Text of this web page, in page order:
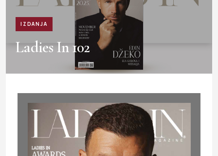
IZDANJA
Ladies In 102